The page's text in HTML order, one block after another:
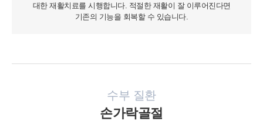
대한 재활치료를 시행합니다. 적절한 재활이 잘 이루어진다면
기존의 기능을 회복할 수 있습니다.
수부 질환
손가락골절